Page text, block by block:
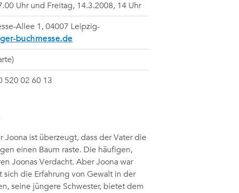
Uhr und Freitag, 14.3.2008, 14 Uhr
Allee 1, 04007 Leipzig-
buchmesse.de
520 02 60 13
Joona ist überzeugt, dass der Vater die
einen Baum raste. Die häufigen,
Joonas Verdacht. Aber Joona war
die Erfahrung von Gewalt in der
seine jüngere Schwester, bietet dem